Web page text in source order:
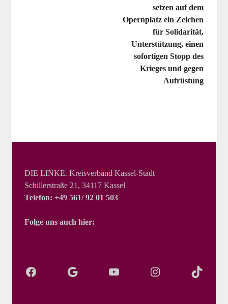
setzen auf dem
Opernplatz ein Zeichen
für Solidarität,
Unterstützung, einen
sofortigen Stopp des
Krieges und gegen
Aufrüstung
DIE LINKE. Kreisverband Kassel-Stadt
Schillerstraße 21, 34117 Kassel
Telefon: +49 561/ 92 01 503
Folge uns auch hier: